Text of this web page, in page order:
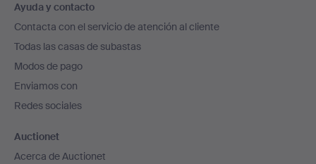
en
el
pie
de
página
Ayuda y contacto
Contacta con el servicio de atención al cliente
Todas las casas de subastas
Modos de pago
Enviamos con
Redes sociales
Auctionet
Acerca de Auctionet